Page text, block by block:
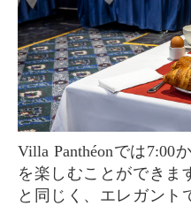
Villa Panthéonでは7:00から11:00まで朝食サービス
を楽しむことができま
と同じく、エレガント